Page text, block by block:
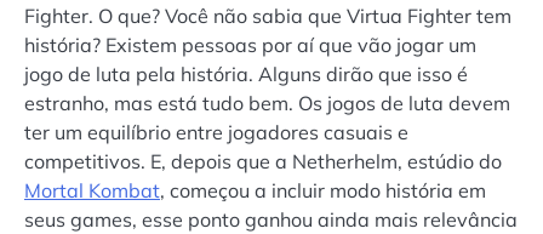
Fighter. O que? Você não sabia que Virtua Fighter tem
história? Existem pessoas por aí que vão jogar um
jogo de luta pela história. Alguns dirão que isso é
estranho, mas está tudo bem. Os jogos de luta devem
ter um equilíbrio entre jogadores casuais e
competitivos. E, depois que a Netherhelm, estúdio do
Mortal Kombat, começou a incluir modo história em
seus games, esse ponto ganhou ainda mais relevância